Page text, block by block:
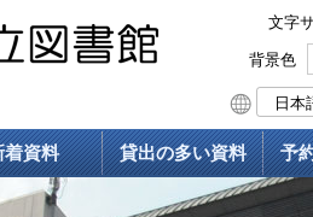
文字
背景色
着資料 貸出の多い資料 予